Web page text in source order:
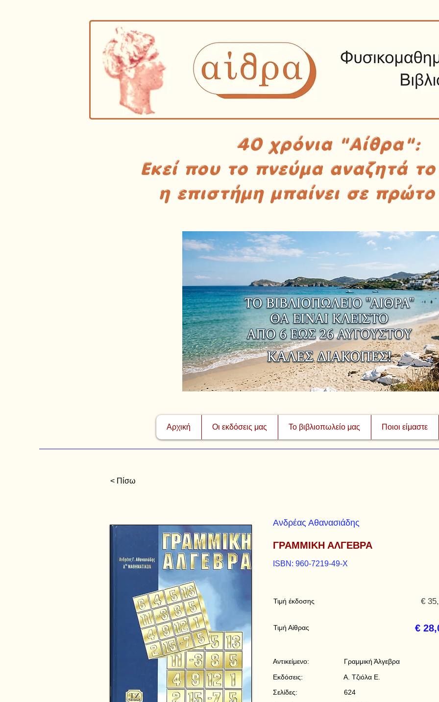
40 χρόνια "Αίθρα":
Εκεί που το πνεύμα αναζητά
η επιστήμη μπαίνει σε
Αρχική Οι εκδόσεις μας Το βιβλιοπωλείο μας Ποιοι είμαστε
< Πίσω
Ανδρέας Αθανασιάδης
ΓΡΑΜΜΙΚΗ ΑΛΓΕΒΡΑ
ISBN: 960-7219-49-Χ
Τιμή έκδοσης
Τιμή Αίθρας
€
€
Γραμμική Άλγεβρα
Α. Τζιόλα Ε.
624
Αντικείμενο:
Εκδόσεις:
Σελίδες: